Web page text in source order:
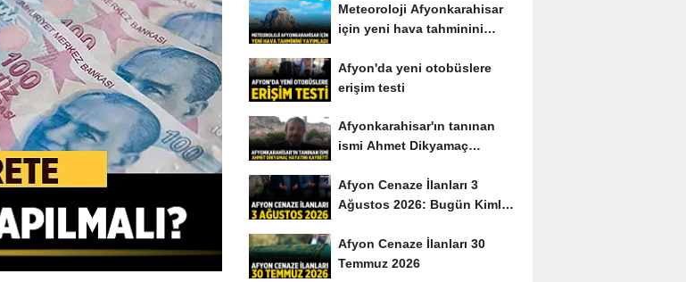
Meteoroloji Afyonkarahisar
için yeni hava tahminini
Afyon'da yeni otobüslere
erişim testi
Afyonkarahisar'ın tanınan
ismi Ahmet Dikyamaç
Afyon Cenaze İlanları 3
Ağustos 2026: Bugün Kimler
Afyon Cenaze İlanları 30
Temmuz 2026